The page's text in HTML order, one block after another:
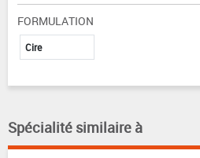
FORMULATION
Cire
Spécialité similaire à